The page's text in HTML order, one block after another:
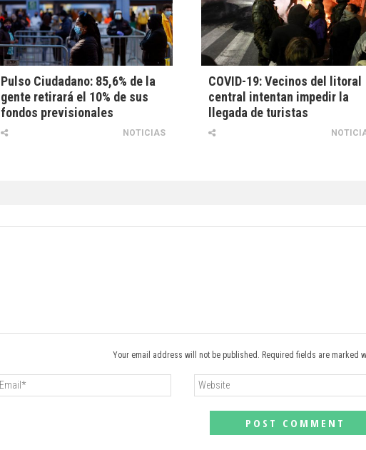
Pulso Ciudadano: 85,6% de la
gente retirará el 10% de sus
fondos previsionales
NOTICIAS
COVID-19: Vecinos del litoral
central intentan impedir la
llegada de turistas
Your email address will not be published. Required fields are marked